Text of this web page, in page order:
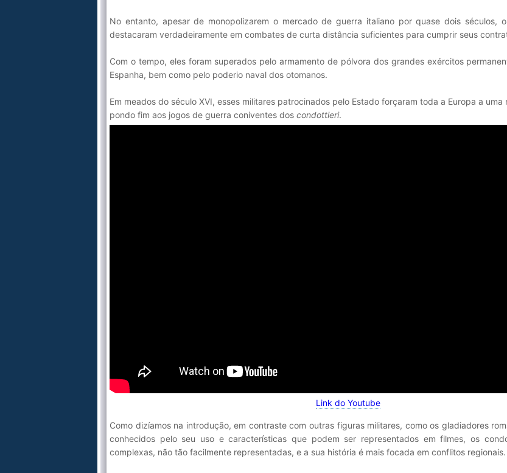
No entanto, apesar de monopolizarem o mercado de guerra italiano por quase dois séculos,
destacaram verdadeiramente em combates de curta distância suficientes para cumprir seus
Com o tempo, eles foram superados pelo armamento de pólvora dos grandes exércitos
Espanha, bem como pelo poderio naval dos otomanos.
Em meados do século XVI, esses militares patrocinados pelo Estado forçaram toda a Europa a uma
pondo fim aos jogos de guerra coniventes dos condottieri.
Link do Youtube
Como dizíamos na introdução, em contraste com outras figuras militares, como os gladiadores
conhecidos pelo seu uso e características que podem ser representados em filmes, os
complexas, não tão facilmente representadas, e a sua história é mais focada em conflitos regionais.